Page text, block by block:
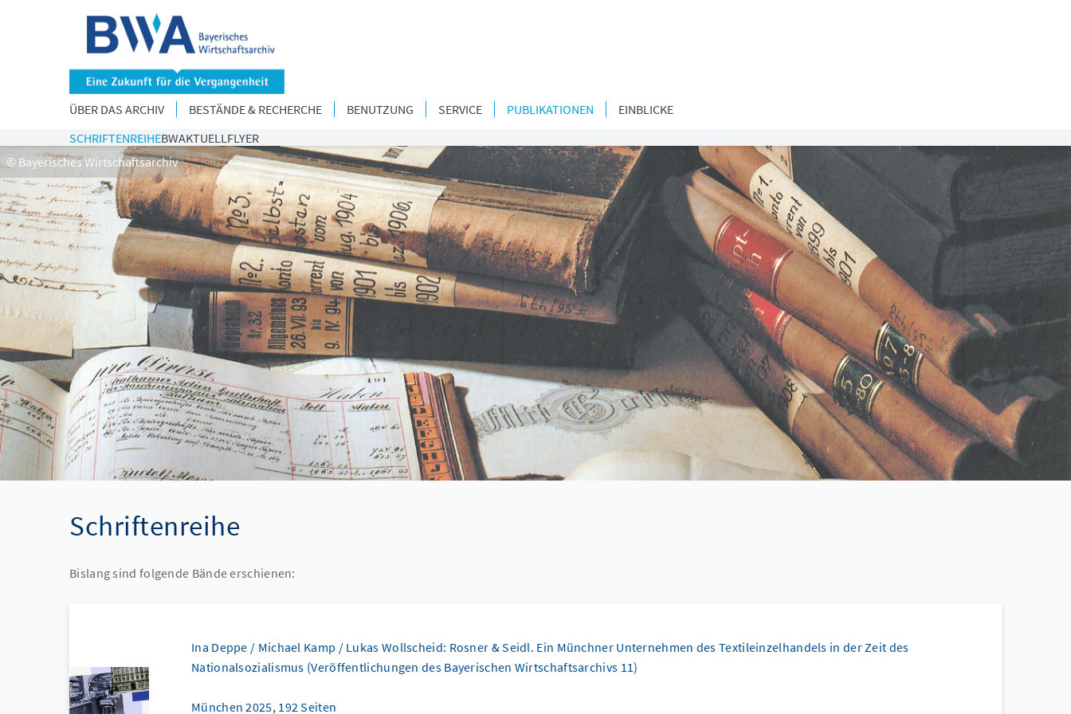
ÜBER DAS ARCHIV BESTÄNDE & RECHERCHE BENUTZUNG SERVICE PUBLIKATIONEN
EINBLICKE
SCHRIFTENREIHEBWAKTUELL FLYER
© Bayerisches Wirtschaftsarchiv
Schriftenreihe
Bislang sind folgende Bände erschienen:
Ina Deppe / Michael Kamp / Lukas Wollscheid: Rosner & Seidl. Ein Münchner Unternehmen des Textileinzelhandels in der Zeit des
Nationalsozialismus (Veröffentlichungen des Bayerischen Wirtschaftsarchivs 11)
München 2025, 192 Seiten